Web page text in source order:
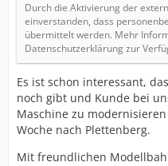
Durch die Aktivierung der
einverstanden, dass
übermittelt werden. Mehr
Datenschutzerklärung zur
Es ist schon interessant,
noch gibt und Kunde bei
Maschine zu
Woche nach Plettenberg.
Mit freundlichen